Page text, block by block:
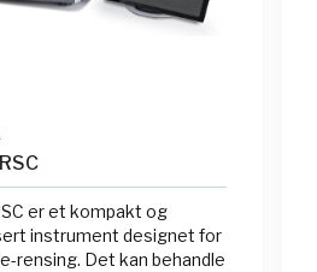
er et kompakt og
instrument designet for
rensing. Det kan behandle